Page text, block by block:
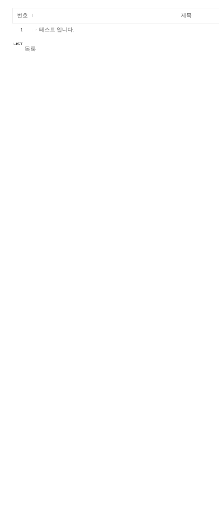
번호 제목
1 테스트 입니다.